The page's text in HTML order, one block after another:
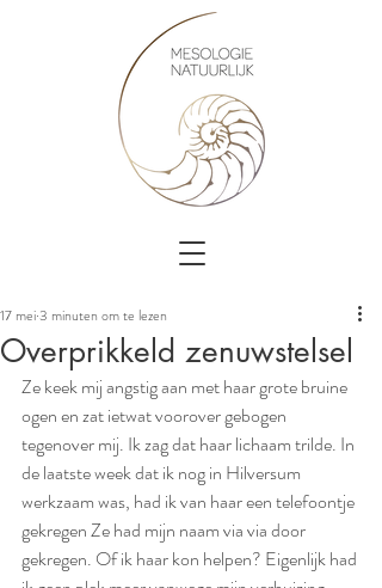
Overprikkeld zenuwstelsel
17 mei3 minuten om te lezen
Ze keek mij angstig aan met haar grote bruine
ogen en zat ietwat voorover gebogen
tegenover mij. Ik zag dat haar lichaam trilde. In
de laatste week dat ik nog in Hilversum
werkzaam was, had ik van haar een telefoontje
gekregen Ze had mijn naam via via door
gekregen. Of ik haar kon helpen? Eigenlijk had